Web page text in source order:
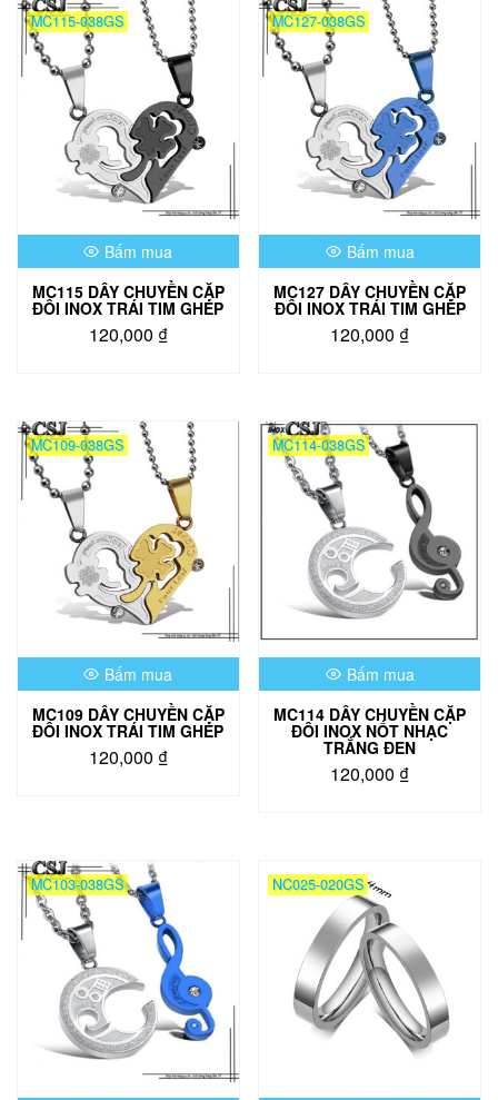
MC115-038GS
Bấm mua
MC115 DÂY CHUYỀN CẶP
ĐÔI INOX TRÁI TIM GHÉP
120,000 ₫
MC127-038GS
Bấm mua
MC127 DÂY CHUYỀN CẶP
ĐÔI INOX TRÁI TIM GHÉP
120,000 ₫
MC109-038GS
Bấm mua
MC109 DÂY CHUYỀN CẶP
ĐÔI INOX TRÁI TIM GHÉP
120,000 ₫
MC114-038GS
Bấm mua
MC114 DÂY CHUYỀN CẶP
ĐÔI INOX NỐT NHẠC
TRẮNG ĐEN
120,000 ₫
MC103-038GS NC025-020GS